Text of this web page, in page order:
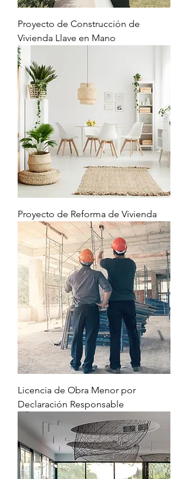
Proyecto de Construcción de
Vivienda Llave en Mano
Proyecto de Reforma de Vivienda
Licencia de Obra Menor por
Declaración Responsable